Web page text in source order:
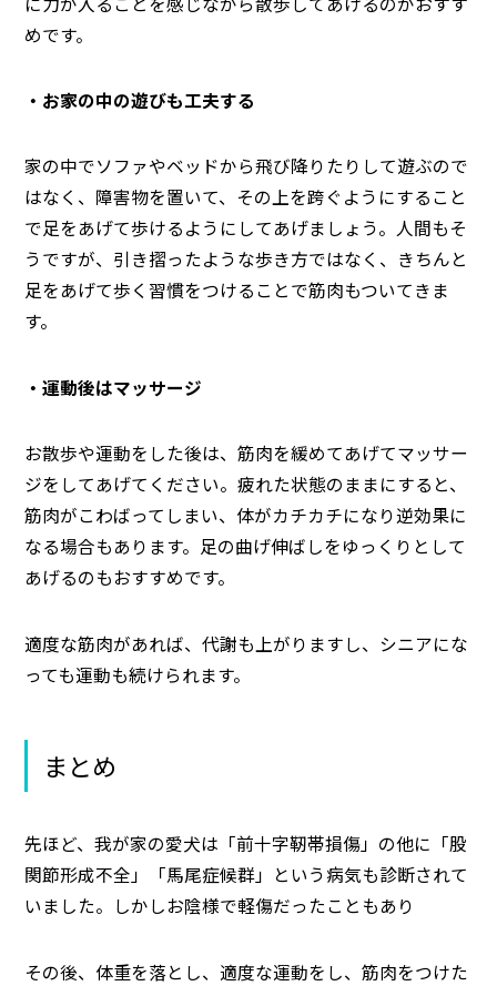
めです。
・お家の中の遊びも工夫する
家の中でソファやベッドから飛び降りたりして遊ぶので
はなく、障害物を置いて、その上を跨ぐようにすること
で足をあげて歩けるようにしてあげましょう。人間もそ
うですが、引き摺ったような歩き方ではなく、きちんと
足をあげて歩く習慣をつけることで筋肉もついてきま
す。
・運動後はマッサージ
お散歩や運動をした後は、筋肉を緩めてあげてマッサー
ジをしてあげてください。疲れた状態のままにすると、
筋肉がこわばってしまい、体がカチカチになり逆効果に
なる場合もあります。足の曲げ伸ばしをゆっくりとして
あげるのもおすすめです。
適度な筋肉があれば、代謝も上がりますし、シニアにな
っても運動も続けられます。
まとめ
先ほど、我が家の愛犬は「前十字靭帯損傷」の他に「股
関節形成不全」「馬尾症候群」という病気も診断されて
いました。しかしお陰様で軽傷だったこともあり
その後、体重を落とし、適度な運動をし、筋肉をつけた